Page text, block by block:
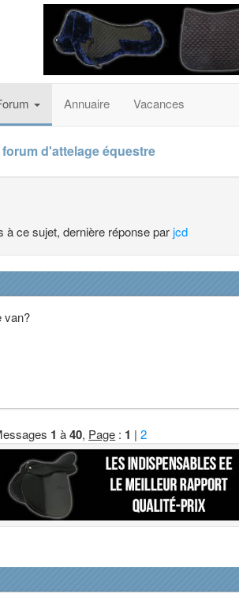
Annuaire Vacances
forum d'attelage équestre
à ce sujet, dernière réponse parjcd
van?
1 à40, Page : 1 |2